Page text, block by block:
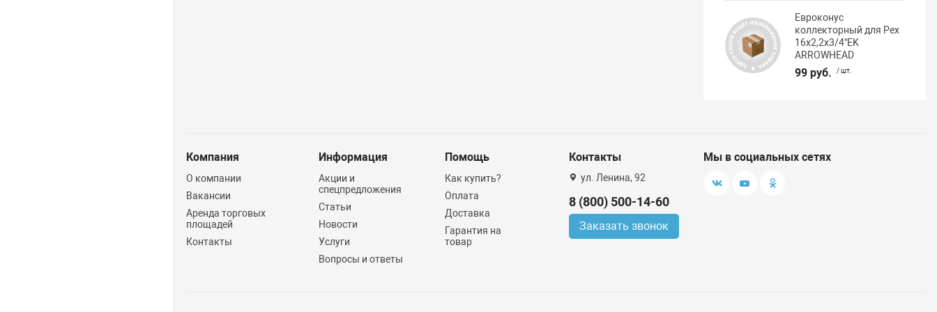
Евроконус
коллекторный для Pex
16х2,2х3/4"EK
ARROWHEAD
99 руб. / шт.
Компания
О компании
Вакансии
Аренда торговых
площадей
Контакты
Информация
Акции и
спецпредложения
Статьи
Новости
Услуги
Вопросы и ответы
Помощь
Как купить?
Оплата
Доставка
Гарантия на
товар
Контакты
ул. Ленина, 92
8 (800) 500-14-60
Заказать звонок
Мы в социальных сетях